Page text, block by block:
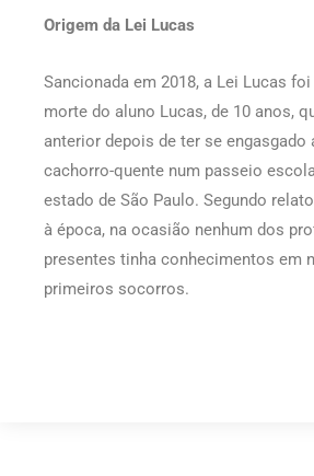
Origem da Lei Lucas
Sancionada em 2018, a Lei Lucas
morte do aluno Lucas, de 10 anos,
anterior depois de ter se engasgado
cachorro-quente num passeio
estado de São Paulo. Segundo
à época, na ocasião nenhum dos
presentes tinha conhecimentos em
primeiros socorros.